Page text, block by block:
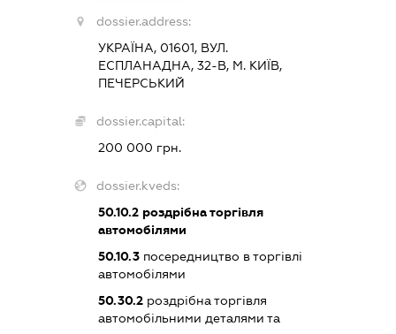
dossier.address:
УКРАЇНА, 01601, ВУЛ.
ЕСПЛАНАДНА, 32-В, М. КИЇВ,
ПЕЧЕРСЬКИЙ
dossier.capital:
200 000 грн.
dossier.kveds:
50.10.2роздрібна торгівля
автомобілями
50.10.3посередництво в торгівлі
автомобілями
50.30.2роздрібна торгівля
автомобільними деталями та